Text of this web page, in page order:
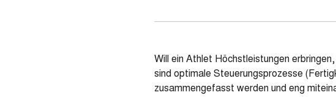
Will ein Athlet Höchstleistungen
sind optimale Steuerungsprozesse
zusammengefasst werden und eng